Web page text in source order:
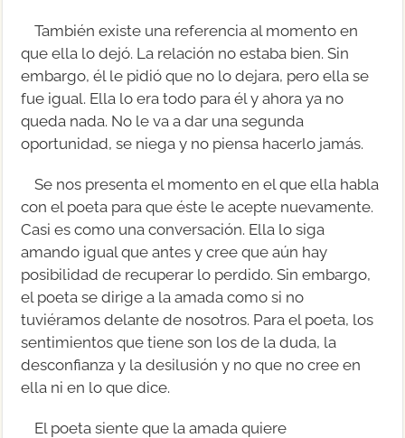
También existe una referencia al momento en
que ella lo dejó. La relación no estaba bien. Sin
embargo, él le pidió que no lo dejara, pero ella se
fue igual. Ella lo era todo para él y ahora ya no
queda nada. No le va a dar una segunda
oportunidad, se niega y no piensa hacerlo jamás.
Se nos presenta el momento en el que ella habla
con el poeta para que éste le acepte nuevamente.
Casi es como una conversación. Ella lo siga
amando igual que antes y cree que aún hay
posibilidad de recuperar lo perdido. Sin embargo,
el poeta se dirige a la amada como si no
tuviéramos delante de nosotros. Para el poeta, los
sentimientos que tiene son los de la duda, la
desconfianza y la desilusión y no que no cree en
ella ni en lo que dice.
El poeta siente que la amada quiere